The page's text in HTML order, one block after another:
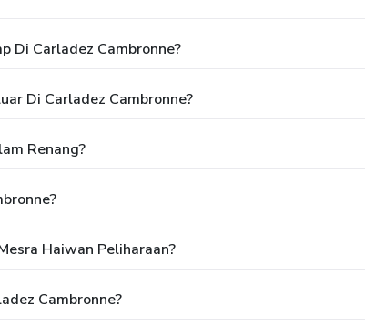
Di Carladez Cambronne?
Di Carladez Cambronne?
Renang?
Haiwan Peliharaan?
Cambronne?